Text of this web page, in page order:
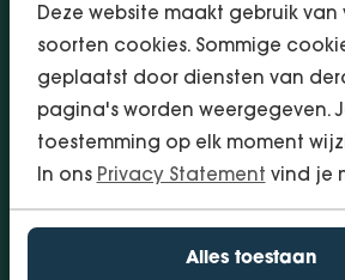
Deze website maakt gebruik van
soorten cookies. Sommige
geplaatst door diensten van
pagina's worden weergegeven.
toestemming op elk moment
In ons Privacy Statement vind je
Alles toestaan
Accountancy & Administratie
Audit & Assurance
Arbo & Verzuim
Bedrijfsadvies
Financieringen
InSight - Inhouse Business Control